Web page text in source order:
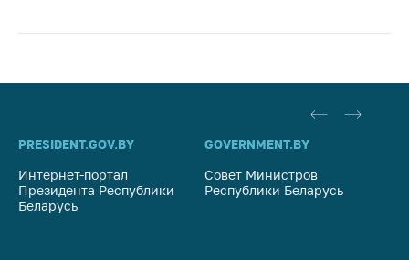
PRESIDENT.GOV.BY
Интернет-портал
Президента Республики
Беларусь
GOVERNMENT.BY
Совет Министров
Республики Беларусь